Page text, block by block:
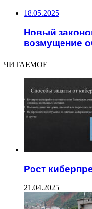
18.05.2025
Новый
возмущение
ЧИТАЕМОЕ
Рост
21.04.2025